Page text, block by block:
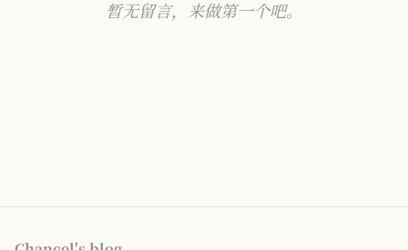
暂无留言，来做第一个吧。